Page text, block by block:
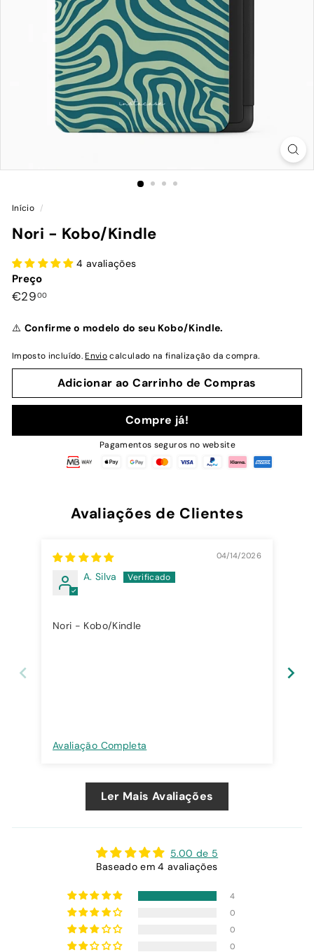
Início /
Nori - Kobo/Kindle
4 avaliações
Preço
Preço
€2900€29,00
⚠️ Confirme o modelo do seu Kobo/Kindle.
Imposto incluído.Enviocalculado na finalização da compra.
Adicionar ao Carrinho de Compras
Compre já!
Pagamentos seguros no website
Avaliações de Clientes
04/14/2026
A. Silva
Nori - Kobo/Kindle
Avaliação Completa
Ler Mais Avaliações
5.00 de 5
Baseado em 4 avaliações
4
0
0
0